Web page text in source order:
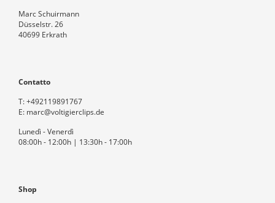
Marc Schuirmann
Düsselstr. 26
40699 Erkrath
Contatto
T:+492119891767
E: marc@voltigierclips.de
Lunedì - Venerdì
08:00h - 12:00h | 13:30h - 17:00h
Shop